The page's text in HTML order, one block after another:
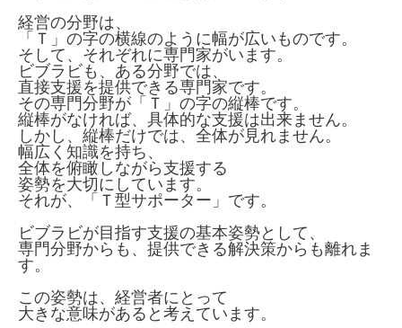
経営の分野は、
「Ｔ」の字の横線のように幅が広いものです。
そして、それぞれに専門家がいます。
ビブラビも、ある分野では、
直接支援を提供できる専門家です。
その専門分野が「Ｔ」の字の縦棒です。
縦棒がなければ、具体的な支援は出来ません。
しかし、縦棒だけでは、全体が見れません。
幅広く知識を持ち、
全体を俯瞰しながら支援する
姿勢を大切にしています。
それが、「Ｔ型サポーター」です。
ビブラビが目指す支援の基本姿勢として、
専門分野からも、提供できる解決策からも離れま
す。
この姿勢は、経営者にとって
大きな意味があると考えています。